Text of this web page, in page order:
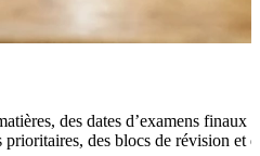
des dates d’examens
prioritaires, des blocs de révision